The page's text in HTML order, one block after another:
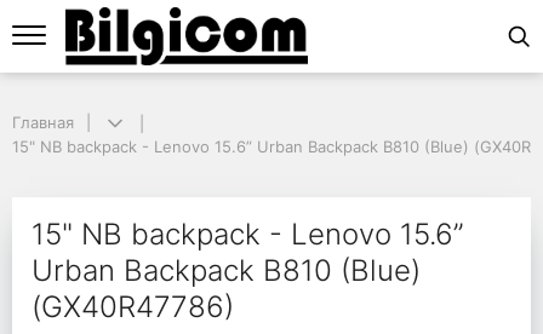
15" NB backpack - Lenovo 15.6” Urban Backpack B810 (Blue)
15" NB backpack -
Главная
15" NB backpack - Lenovo 15.6” Urban Backpack B810 (Blue)
15" NB backpack - Lenovo 15.6”
Urban Backpack B810 (Blue)
(GX40R47786)